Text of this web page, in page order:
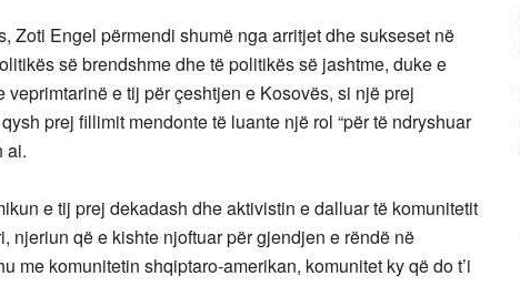
Zoti Engel përmendi shumë nga arritjet dhe sukseset në
së brendshme dhe të politikës së jashtme, duke e
e tij për çeshtjen e Kosovës, si një prej
prej fillimit mendonte të luante një rol “për të ndryshuar
ai.
e tij prej dekadash dhe aktivistin e dalluar të komunitetit
njeriun që e kishte njoftuar për gjendjen e rëndë në
me komunitetin shqiptaro-amerikan, komunitet ky që do t’i